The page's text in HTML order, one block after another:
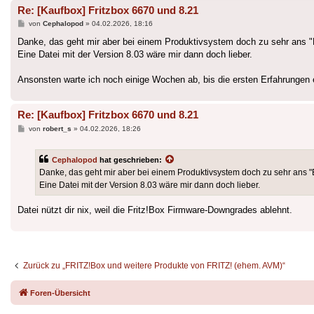
Re: [Kaufbox] Fritzbox 6670 und 8.21
Beitrag
von Cephalopod» 04.02.2026, 18:16
Danke, das geht mir aber bei einem Produktivsystem doch zu sehr ans
Eine Datei mit der Version 8.03 wäre mir dann doch lieber.
Ansonsten warte ich noch einige Wochen ab, bis die ersten Erfahrungen
Re: [Kaufbox] Fritzbox 6670 und 8.21
Beitrag
von robert_s » 04.02.2026, 18:26
Cephalopod hat geschrieben:
Danke, das geht mir aber bei einem Produktivsystem doch zu sehr ans
Eine Datei mit der Version 8.03 wäre mir dann doch lieber.
Datei nützt dir nix, weil die Fritz!Box Firmware-Downgrades ablehnt.
Zurück zu „FRITZ!Box und weitere Produkte von FRITZ! (ehem. AVM)“
Foren-Übersicht